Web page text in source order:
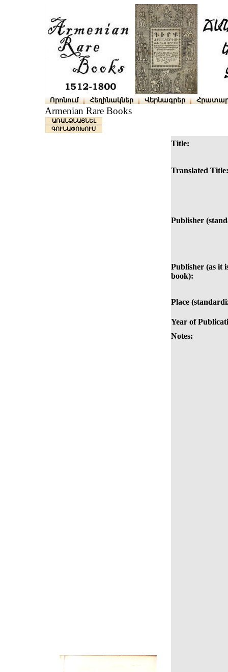
Որոնում Հեղինակներ Վերնագրեր
Armenian Rare Books
ԱՌԱՆՁՆԱՑՆԵԼ
ԳՈՒՆԱՓՈԽՈՒՄ
Title:
Translated Title:
Publisher
Publisher (as it
book):
Place
Year of
Notes: